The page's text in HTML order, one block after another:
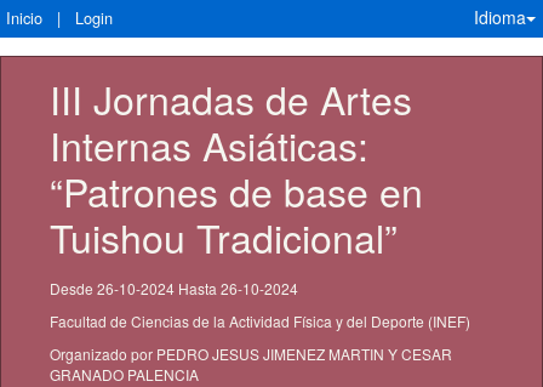
Inicio | Login Idioma
III Jornadas de Artes
Internas Asiáticas:
“Patrones de base en
Tuishou Tradicional”
Desde 26-10-2024 Hasta 26-10-2024
Facultad de Ciencias de la Actividad Física y del Deporte (INEF)
Organizado por PEDRO JESUS JIMENEZ MARTIN Y CESAR
GRANADO PALENCIA